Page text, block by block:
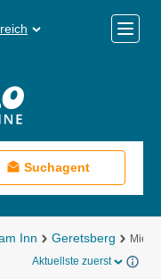
Menü
Suchagent
Inn Geretsberg
Aktuellste zuerst